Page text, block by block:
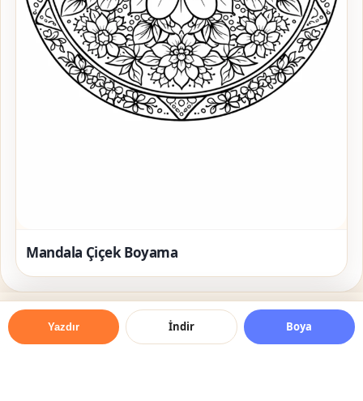
Mandala Çiçek Boyama
Yazdır İndir Boya